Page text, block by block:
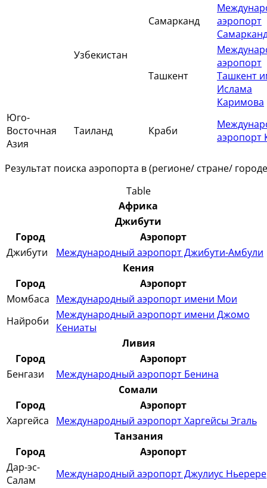
Узбекистан
Самарканд
аэропорт
Ташкент
аэропорт
Ташкент
Ислама
Каримова
Юго-
Восточная
Азия
Таиланд Краби
аэропорт
Результат поиска аэропорта в (регионе/ стране/
Table
Африка
Джибути
Город
Аэропорт
Джибути
Международный аэропорт Джибути-Амбули
Кения
Город
Аэропорт
Момбаса Международный аэропорт имени Мои
Найроби
Международный аэропорт имени Джомо
Кениаты
Ливия
Город
Аэропорт
Бенгази
Международный аэропорт Бенина
Сомали
Город
Аэропорт
Харгейса
Международный аэропорт Харгейсы Эгаль
Танзания
Город
Аэропорт
Дар-эс-
Салам
Международный аэропорт Джулиус Ньерере